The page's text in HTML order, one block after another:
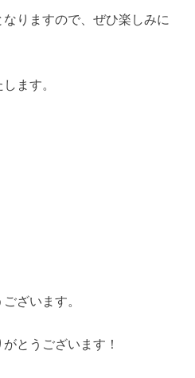
りますので、ぜひ楽しみに
ます。
ざいます。
とうございます！